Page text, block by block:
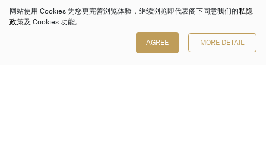
网站使用 Cookies 为您更完善浏览体验，继续浏览即代表阁下同意我们的私隐
政策及 Cookies 功能。
AGREE MORE DETAIL